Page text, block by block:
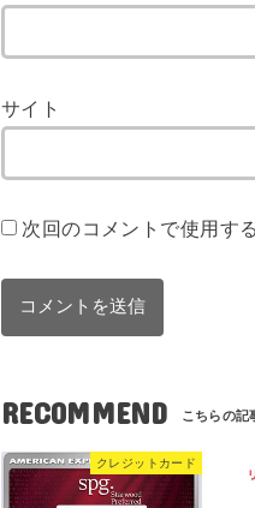
サイト
次回のコメントで使用す
RECOMMEND
クレジットカード